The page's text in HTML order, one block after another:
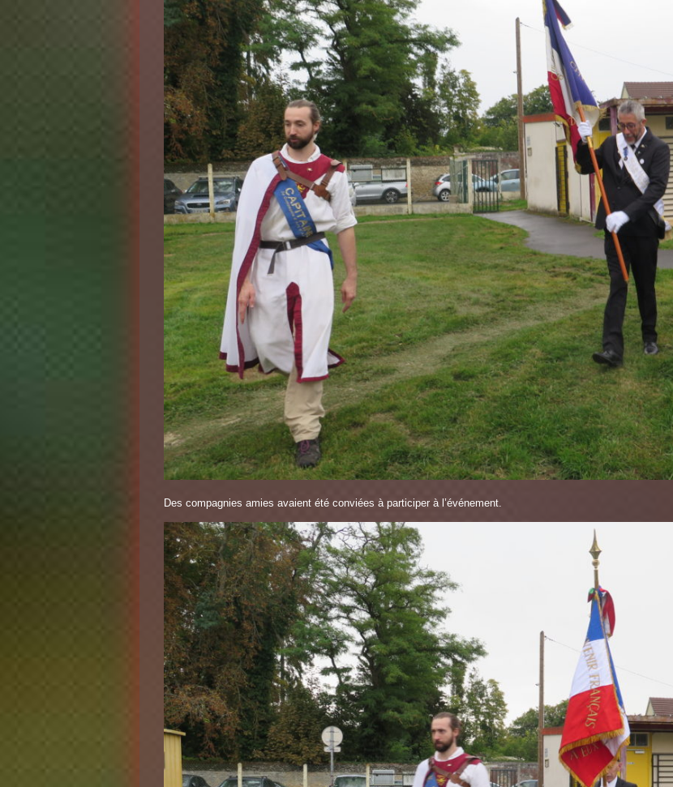
Des compagnies amies avaient été conviées à participer à l’événement.